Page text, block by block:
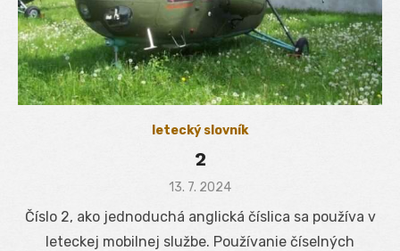
letecký slovník
2
Posted
13. 7. 2024
Číslo 2, ako jednoduchá anglická číslica sa používa v
leteckej mobilnej službe. Používanie číselných